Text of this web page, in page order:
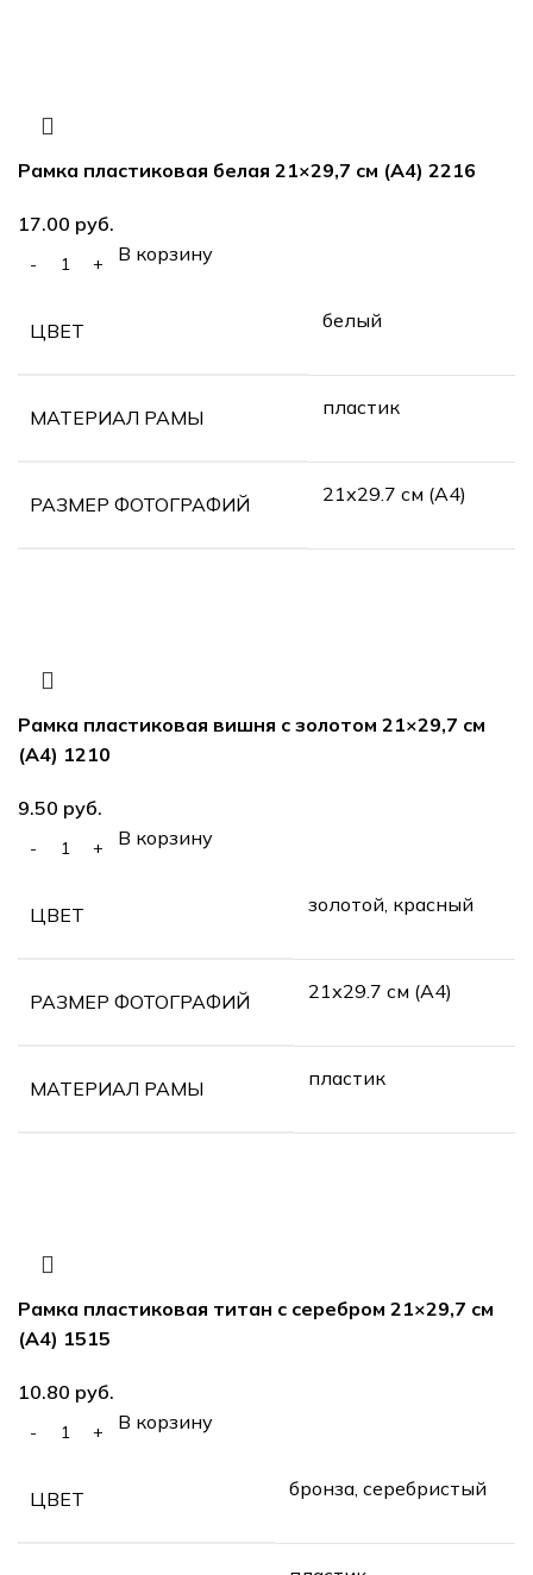
Рамка пластиковая белая 21×29,7 см (А4) 2216
руб.
В корзину
ЦВЕТ белый
МАТЕРИАЛ РАМЫ пластик
РАЗМЕР ФОТОГРАФИЙ 21х29.7 см (А4)
Рамка пластиковая вишня с золотом 21×29,7 см
(А4) 1210
руб.
В корзину
ЦВЕТ золотой, красный
РАЗМЕР ФОТОГРАФИЙ 21х29.7 см (А4)
МАТЕРИАЛ РАМЫ пластик
Рамка пластиковая титан с серебром 21×29,7 см
(А4) 1515
руб.
В корзину
ЦВЕТ бронза, серебристый